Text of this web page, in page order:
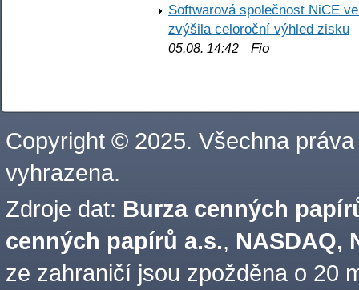
Softwarová společnost NiCE
zvýšila celoroční výhled zisku
05.08. 14:42 Fio
Copyright © 2025. Všechna práva
vyhrazena.
Zdroje dat: Burza cenných
cenných papírů a.s., NASDAQ,
ze zahraničí jsou zpožděna o 20